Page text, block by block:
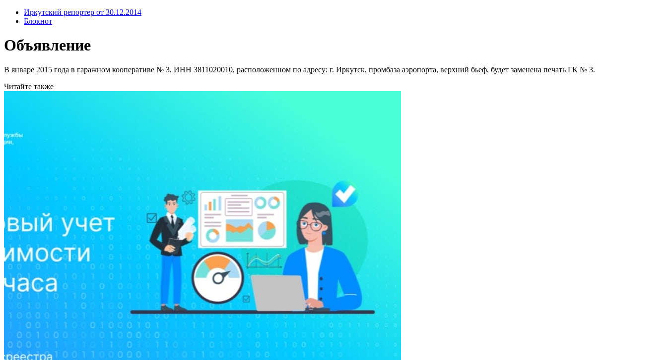
Иркутский репортер от 30.12.2014
Блокнот
Объявление
В январе 2015 года в гаражном кооперативе № 3, ИНН 3811020010, расположенном по адресу: г. Иркутск, промбаза аэропорта, верхний бьеф, будет заменена печать ГК № 3.
Читайте также